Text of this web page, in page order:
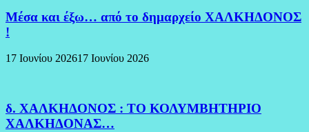
Μέσα και έξω… από το δημαρχείο ΧΑΛΚΗΔΟΝΟΣ
!
17 Ιουνίου 202617 Ιουνίου 2026
δ. ΧΑΛΚΗΔΟΝΟΣ : ΤΟ ΚΟΛΥΜΒΗΤΗΡΙΟ
ΧΑΛΚΗΔΟΝΑΣ…